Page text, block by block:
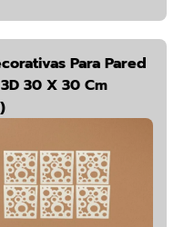
Para Pared
30 X 30 Cm